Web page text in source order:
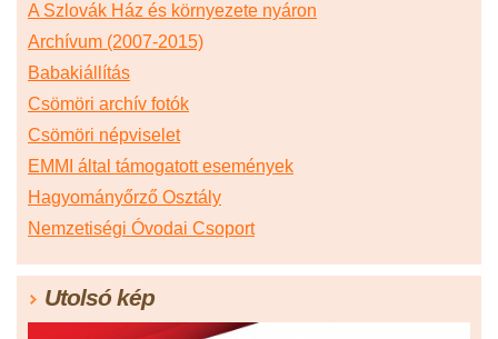
A Szlovák Ház és környezete nyáron
Archívum (2007-2015)
Babakiállítás
Csömöri archív fotók
Csömöri népviselet
EMMI által támogatott események
Hagyományőrző Osztály
Nemzetiségi Óvodai Csoport
Utolsó kép